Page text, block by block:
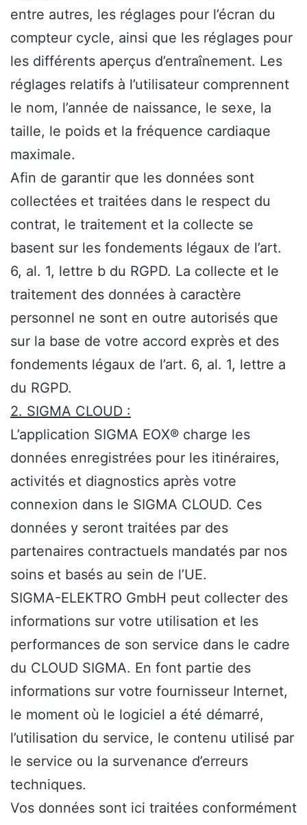
entre autres, les réglages pour l’écran du
compteur cycle, ainsi que les réglages pour
les différents aperçus d’entraînement. Les
réglages relatifs à l’utilisateur comprennent
le nom, l’année de naissance, le sexe, la
taille, le poids et la fréquence cardiaque
maximale.
Afin de garantir que les données sont
collectées et traitées dans le respect du
contrat, le traitement et la collecte se
basent sur les fondements légaux de l’art.
6, al. 1, lettre b du RGPD. La collecte et le
traitement des données à caractère
personnel ne sont en outre autorisés que
sur la base de votre accord exprès et des
fondements légaux de l’art. 6, al. 1, lettre a
du RGPD.
2. SIGMA CLOUD :
L’application SIGMA EOX® charge les
données enregistrées pour les itinéraires,
activités et diagnostics après votre
connexion dans le SIGMA CLOUD. Ces
données y seront traitées par des
partenaires contractuels mandatés par nos
soins et basés au sein de l’UE.
SIGMA-ELEKTRO GmbH peut collecter des
informations sur votre utilisation et les
performances de son service dans le cadre
du CLOUD SIGMA. En font partie des
informations sur votre fournisseur Internet,
le moment où le logiciel a été démarré,
l’utilisation du service, le contenu utilisé par
le service ou la survenance d’erreurs
techniques.
Vos données sont ici traitées conformément